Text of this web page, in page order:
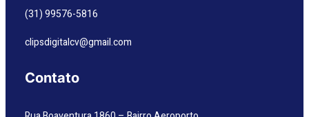
(31) 99576-5816
clipsdigitalcv@gmail.com
Contato